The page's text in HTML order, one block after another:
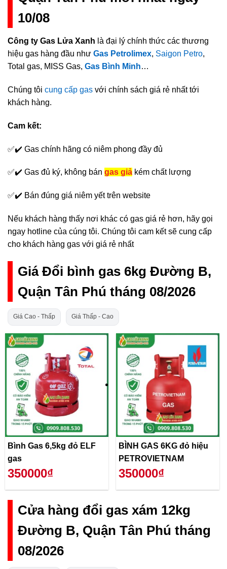
10/08
Công ty Gas Lửa Xanh là đại lý chính thức các thương
hiệu gas hàng đầu như Gas Petrolimex, Saigon Petro,
Total gas, MISS Gas, Gas Bình Minh…
Chúng tôi cung cấp gas với chính sách giá rẻ nhất tới
khách hàng.
Cam kết:
✅✔️ Gas chính hãng có niêm phong đầy đủ
✅✔️ Gas đủ ký, không bán gas giả kém chất lượng
✅✔️ Bán đúng giá niêm yết trên website
Nếu khách hàng thấy nơi khác có gas giá rẻ hơn, hãy gọi
ngay hotline của cúng tôi. Chúng tôi cam kết sẽ cung cấp
cho khách hàng gas với giá rẻ nhất
Giá Đổi bình gas 6kg Đường B,
Quận Tân Phú tháng 08/2026
Giá Cao - Thấp Giá Thấp - Cao
Bình Gas 6,5kg đỏ ELF
gas
350000₫
BÌNH GAS 6KG đỏ hiệu
PETROVIETNAM
350000₫
Cửa hàng đổi gas xám 12kg
Đường B, Quận Tân Phú tháng
08/2026